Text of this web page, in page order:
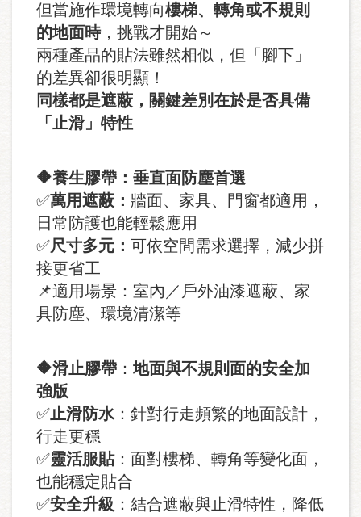
但當施作環境轉向樓梯、轉角或不規則
的地面時，挑戰才開始～
兩種產品的貼法雖然相似，但「腳下」
的差異卻很明顯！
同樣都是遮蔽，關鍵差別在於是否具備
「止滑」特性
🔶養生膠帶：垂直面防塵首選
✅萬用遮蔽： 牆面、家具、門窗都適用，
日常防護也能輕鬆應用
✅尺寸多元： 可依空間需求選擇，減少拼
接更省工
📌適用場景：室內／戶外油漆遮蔽、家
具防塵、環境清潔等
🔶滑止膠帶 ：地面與不規則面的安全加
強版
✅止滑防水：針對行走頻繁的地面設計，
行走更穩
✅靈活服貼：面對樓梯、轉角等變化面，
也能穩定貼合
✅安全升級 ：結合遮蔽與止滑特性，降低